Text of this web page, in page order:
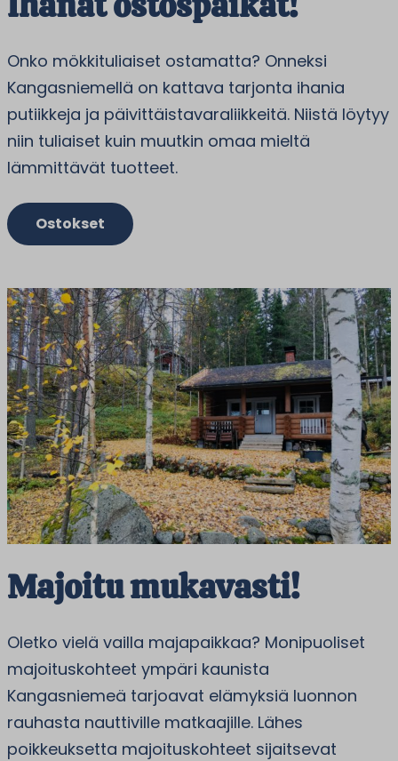
Onko mökkituliaiset ostamatta? Onneksi
Kangasniemellä on kattava tarjonta ihania
putiikkeja ja päivittäistavaraliikkeitä. Niistä löytyy
niin tuliaiset kuin muutkin omaa mieltä
lämmittävät tuotteet.
Ostokset
Majoitu mukavasti!
Oletko vielä vailla majapaikkaa? Monipuoliset
majoituskohteet ympäri kaunista
Kangasniemeä tarjoavat elämyksiä luonnon
rauhasta nauttiville matkaajille. Lähes
poikkeuksetta majoituskohteet sijaitsevat